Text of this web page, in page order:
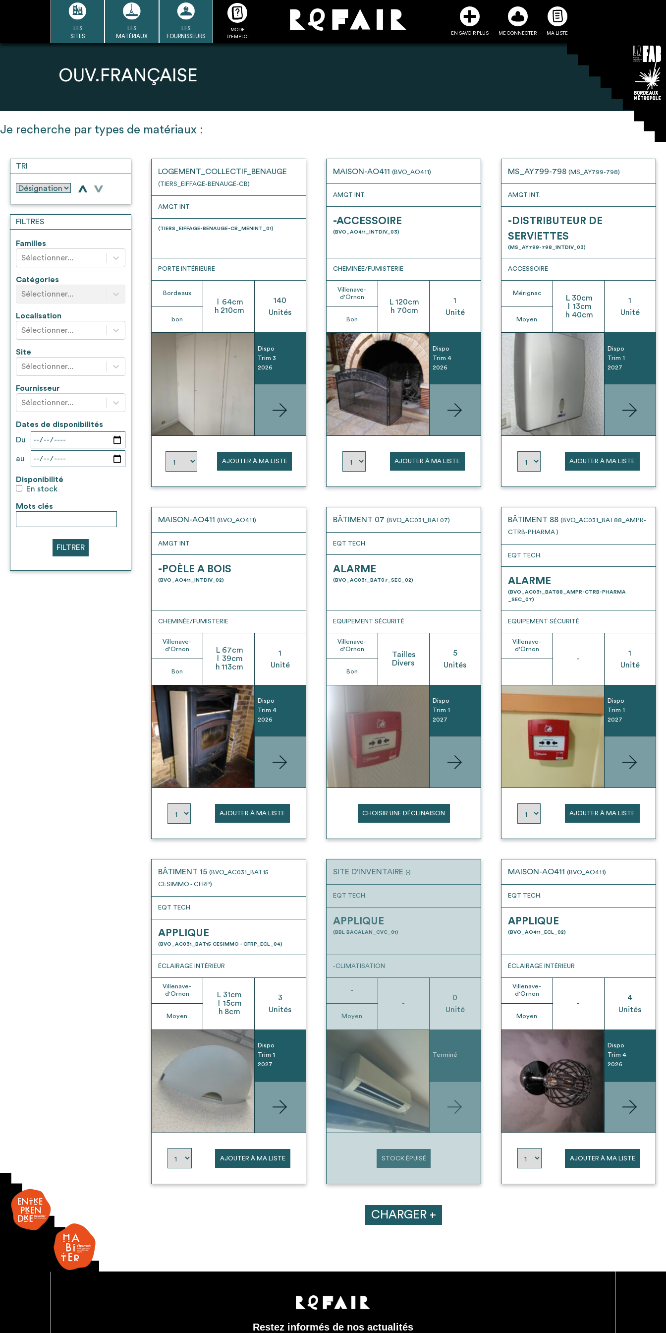
LES
SITES
LES
MATÉRIAUX
LES
FOURNISSEURS
MODE
D'EMPLOI
EN SAVOIR PLUS ME CONNECTER MA LISTE
LA DÉMARCHE
LA BASE
DU RÉEMPLOI
Ressources de chaque
Transmettre sa liste de
les matériaux sélectionnés
un outil d’aide à la conception
modalités et stratégies de
* Attention, l’ajout des matériaux à sa liste et son envoi ne vaut aucunement réservation.
OUV.FRANÇAISE
Je recherche par types de matériaux :
TRI
> >
FILTRES
Familles
Sélectionner...
Catégories
Sélectionner...
Localisation
Sélectionner...
Site
Sélectionner...
Fournisseur
Sélectionner...
Dates de disponibilités
Du
au
Disponibilité
En stock
Mots clés
FILTRER
LOGEMENT_COLLECTIF_BENAUGE
(TIERS_EIFFAGE-BENAUGE-CB)
AMGT INT.
(TIERS_EIFFAGE-BENAUGE-CB_MENINT_01)
PORTE INTÉRIEURE
Bordeaux
bon
64cm
h 210cm
140
Unités
Dispo
Trim 3
2026
AJOUTER À MA LISTE
MAISON-AO411 (BVO_AO411)
AMGT INT.
-ACCESSOIRE
(BVO_AO411_INTDIV_03)
CHEMINÉE/FUMISTERIE
Villenave-
d'Ornon
Bon
L 120cm
h 70cm
1
Unité
Dispo
Trim 4
2026
AJOUTER À MA LISTE
MS_AY799-798 (MS_AY799-798)
AMGT INT.
-DISTRIBUTEUR DE
SERVIETTES
(MS_AY799-798_INTDIV_03)
ACCESSOIRE
Mérignac
Moyen
L 30cm
13cm
h 40cm
1
Unité
Dispo
Trim 1
2027
AJOUTER À MA LISTE
MAISON-AO411 (BVO_AO411)
AMGT INT.
-POÈLE A BOIS
(BVO_AO411_INTDIV_02)
CHEMINÉE/FUMISTERIE
Villenave-
d'Ornon
Bon
L 67cm
39cm
h 113cm
1
Unité
Dispo
Trim 4
2026
AJOUTER À MA LISTE
BÂTIMENT 07 (BVO_AC031_BAT07)
EQT TECH.
ALARME
(BVO_AC031_BAT07_SEC_02)
EQUIPEMENT SÉCURITÉ
Villenave-
d'Ornon
Bon
Tailles
Divers
5
Unités
Dispo
Trim 1
2027
CHOISIR UNE DÉCLINAISON
BÂTIMENT 88 (BVO_AC031_BAT88_AMPR-
CTRB-PHARMA )
EQT TECH.
ALARME
(BVO_AC031_BAT88_AMPR-CTRB-PHARMA
_SEC_07)
EQUIPEMENT SÉCURITÉ
Villenave-
d'Ornon
-
1
Unité
Dispo
Trim 1
2027
AJOUTER À MA LISTE
BÂTIMENT 15 (BVO_AC031_BAT15
CESIMMO - CFRP)
EQT TECH.
APPLIQUE
(BVO_AC031_BAT15 CESIMMO - CFRP_ECL_04)
ÉCLAIRAGE INTÉRIEUR
Villenave-
d'Ornon
Moyen
L 31cm
15cm
h 8cm
3
Unités
Dispo
Trim 1
2027
AJOUTER À MA LISTE
SITE D'INVENTAIRE (-)
EQT TECH.
APPLIQUE
(BBL BACALAN_CVC_01)
-CLIMATISATION
-
Moyen
-
0
Unité
Terminé
STOCK ÉPUISÉ
MAISON-AO411 (BVO_AO411)
EQT TECH.
APPLIQUE
(BVO_AO411_ECL_02)
ÉCLAIRAGE INTÉRIEUR
Villenave-
d'Ornon
Moyen
-
4
Unités
Dispo
Trim 4
2026
AJOUTER À MA LISTE
CHARGER +
Restez informés de nos actualités